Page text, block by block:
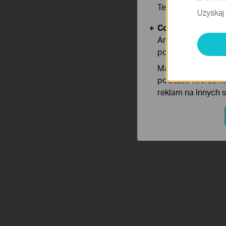
Te pliki cookies
Cookies
Analiza - Te pliki
poprawę i
Marketing - Te
podczas
reklam na innych